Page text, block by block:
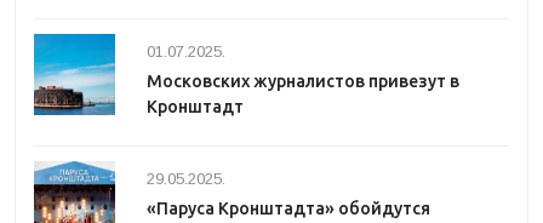
01.07.2025.
Московских журналистов привезут в
Кронштадт
29.05.2025.
«Паруса Кронштадта» обойдутся